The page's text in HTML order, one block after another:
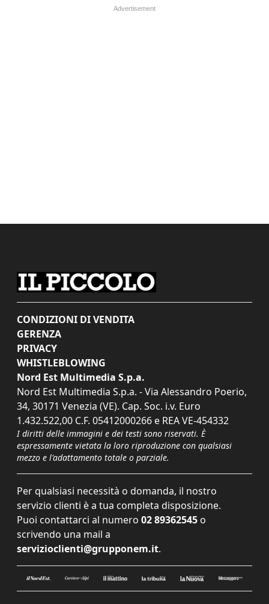
CONDIZIONI DI VENDITA
GERENZA
PRIVACY
WHISTLEBLOWING
Nord Est Multimedia S.p.a.
Nord Est Multimedia S.p.a. - Via Alessandro Poerio,
34, 30171 Venezia (VE). Cap. Soc. i.v. Euro
1.432.522,00 C.F. 05412000266 e REA VE-454332
I diritti delle immagini e dei testi sono riservati. È
espressamente vietata la loro riproduzione con qualsiasi
mezzo e l'adattamento totale o parziale.
Per qualsiasi necessità o domanda, il nostro
servizio clienti è a tua completa disposizione.
Puoi contattarci al numero 02 89362545 o
scrivendo una mail a
servizioclienti@grupponem.it.